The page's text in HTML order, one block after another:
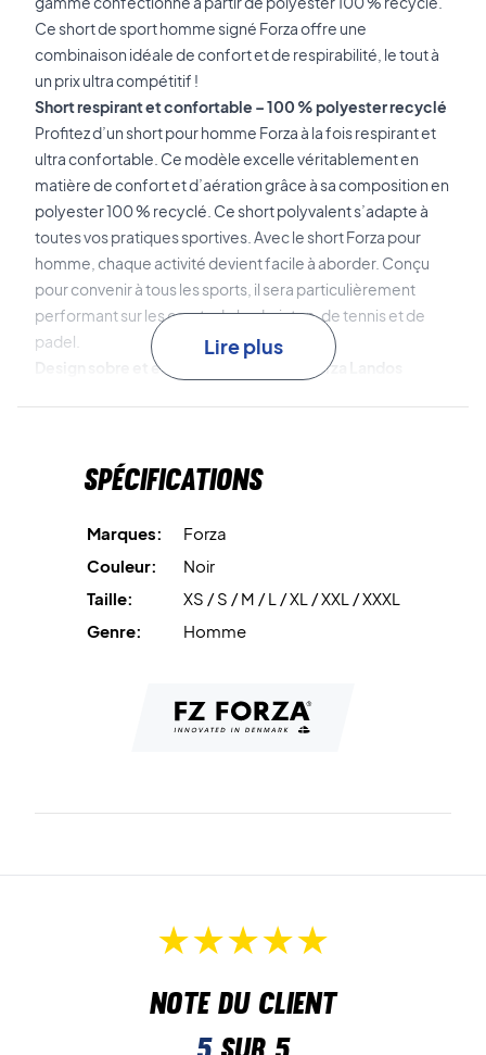
Ce short de sport homme signé Forza offre une
combinaison idéale de confort et de respirabilité, le tout à
un prix ultra compétitif !
Short respirant et confortable – 100 % polyester recyclé
Profitez d’un short pour homme Forza à la fois respirant et
ultra confortable. Ce modèle excelle véritablement en
matière de confort et d’aération grâce à sa composition en
polyester 100 % recyclé. Ce short polyvalent s’adapte à
toutes vos pratiques sportives. Avec le short Forza pour
homme, chaque activité devient facile à aborder. Conçu
pour convenir à tous les sports, il sera particulièrement
performant sur les courts de badminton, de tennis et de
padel.
Design sobre et élégant signé Forza – Forza Landos
Commandez-le dès aujourd’hui au meilleur prix !
Matière : 100 % polyester recyclé
Forza NR : FZ213705
Couleur : Black (Noir)
Lire plus
Spécifications
Marques:
Forza
Couleur:
Noir
Taille:
XS / S / M / L / XL / XXL / XXXL
Genre:
Homme
Note du client